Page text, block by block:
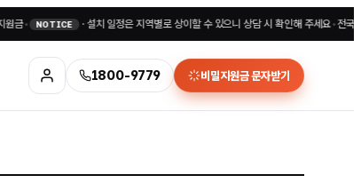
NOTICE ·설치 일정은 지역별로 상이할 수 있으니 상담 시 확인해 주세요•전국 무료
1800-9779 비밀지원금 문자받기